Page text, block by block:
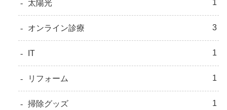
太陽光 1
オンライン診療 3
IT 1
リフォーム 1
掃除グッズ 1